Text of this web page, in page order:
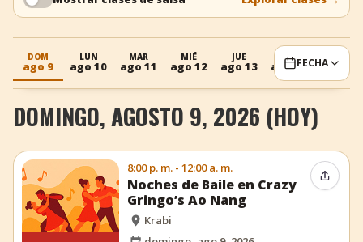
+ Añadir evento
DOM
ago 9
LUN
ago 10
MAR
ago 11
MIÉ
ago 12
JUE
ago 13
VIE
ago 14 ago 15
FECHA
DOMINGO, AGOSTO 9, 2026 (HOY)
8:00 p. m. - 12:00 a. m.
Noches de Baile en Crazy
Gringo’s Ao Nang
Krabi